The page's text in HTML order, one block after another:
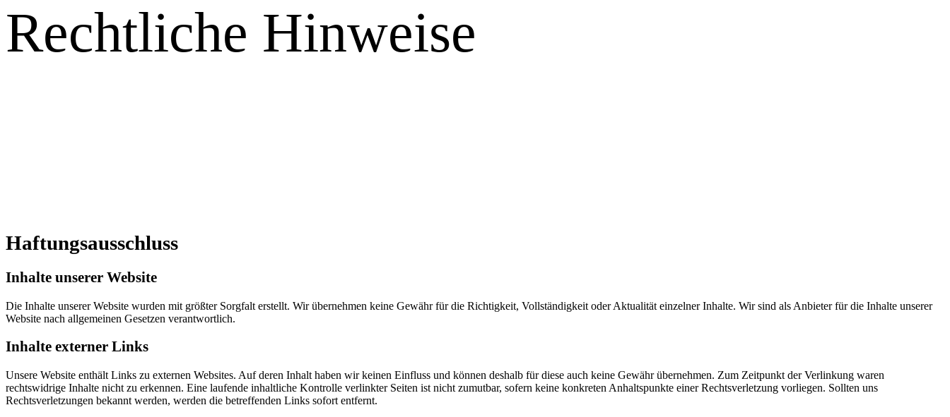
Rechtliche Hinweise
Haftungsausschluss
Inhalte unserer Website
Die Inhalte unserer Website wurden mit größter Sorgfalt erstellt. Wir übernehmen keine Gewähr für die Richtigkeit, Vollständigkeit oder Aktualität einzelner Inhalte. Wir sind als Anbieter für die Inhalte unserer
Website nach allgemeinen Gesetzen verantwortlich.
Inhalte externer Links
Unsere Website enthält Links zu externen Websites. Auf deren Inhalt haben wir keinen Einfluss und können deshalb für diese auch keine Gewähr übernehmen. Zum Zeitpunkt der Verlinkung waren
rechtswidrige Inhalte nicht zu erkennen. Eine laufende inhaltliche Kontrolle verlinkter Seiten ist nicht zumutbar, sofern keine konkreten Anhaltspunkte einer Rechtsverletzung vorliegen. Sollten uns
Rechtsverletzungen bekannt werden, werden die betreffenden Links sofort entfernt.